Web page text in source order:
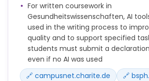
For written coursework in
Gesundheitswissenschaften, AI
used in the writing process to
quality and to support specified
students must submit a
even if no AI was used
🔗 campusnet.charite.de
🔗